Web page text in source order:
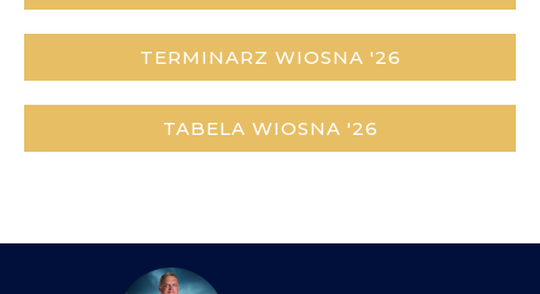
TERMINARZ WIOSNA '26
TABELA WIOSNA '26